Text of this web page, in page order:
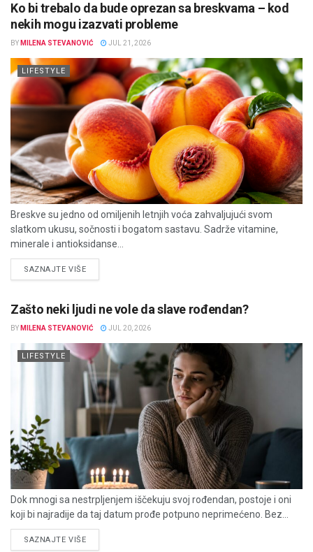
Ko bi trebalo da bude oprezan sa breskvama – kod
nekih mogu izazvati probleme
BY MILENA STEVANOVIĆ JUL 21, 2026
LIFESTYLE
Breskve su jedno od omiljenih letnjih voća zahvaljujući svom
slatkom ukusu, sočnosti i bogatom sastavu. Sadrže vitamine,
minerale i antioksidanse...
SAZNAJTE VIŠEDETAILS
Zašto neki ljudi ne vole da slave rođendan?
BY MILENA STEVANOVIĆ JUL 20, 2026
LIFESTYLE
Dok mnogi sa nestrpljenjem iščekuju svoj rođendan, postoje i oni
koji bi najradije da taj datum prođe potpuno neprimećeno. Bez...
SAZNAJTE VIŠEDETAILS